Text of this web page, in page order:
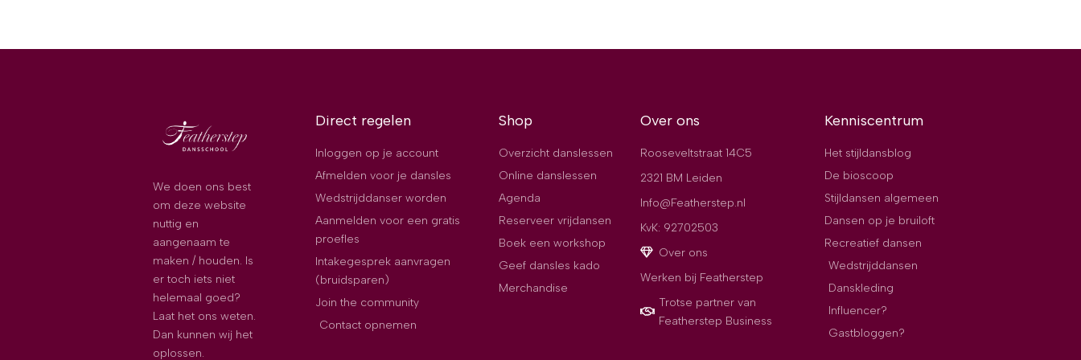
We doen ons best
om deze website
nuttig en
aangenaam te
maken / houden. Is
er toch iets niet
helemaal goed?
Laat het ons weten.
Dan kunnen wij het
oplossen.
Direct regelen
Inloggen op je account
Afmelden voor je dansles
Wedstrijddanser worden
Aanmelden voor een gratis
proefles
Intakegesprek aanvragen
(bruidsparen)
Join the community
Contact opnemen
Shop
Overzicht danslessen
Online danslessen
Agenda
Reserveer vrijdansen
Boek een workshop
Geef dansles kado
Merchandise
Over ons
Rooseveltstraat 14C5
2321 BM Leiden
Info@Featherstep.nl
KvK: 92702503
Over ons
Werken bij Featherstep
Trotse partner van
Featherstep Business
Kenniscentrum
Het stijldansblog
De bioscoop
Stijldansen algemeen
Dansen op je bruiloft
Recreatief dansen
Wedstrijddansen
Danskleding
Influencer?
Gastbloggen?